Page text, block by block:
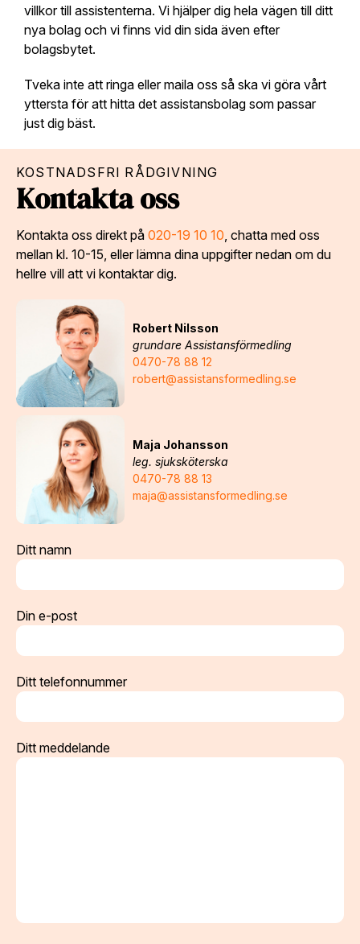
villkor till assistenterna. Vi hjälper dig hela vägen till ditt
nya bolag och vi finns vid din sida även efter
bolagsbytet.
Tveka inte att ringa eller maila oss så ska vi göra vårt
yttersta för att hitta det assistansbolag som passar
just dig bäst.
KOSTNADSFRI RÅDGIVNING
Kontakta oss
Kontakta oss direkt på 020-19 10 10 , chatta med oss
mellan kl. 10-15, eller lämna dina uppgifter nedan om du
hellre vill att vi kontaktar dig.
Robert Nilsson
grundare Assistansförmedling
0470-78 88 12
robert@assistansformedling.se
Maja Johansson
leg. sjuksköterska
0470-78 88 13
maja@assistansformedling.se
Ditt namn
Din e-post
Ditt telefonnummer
Ditt meddelande